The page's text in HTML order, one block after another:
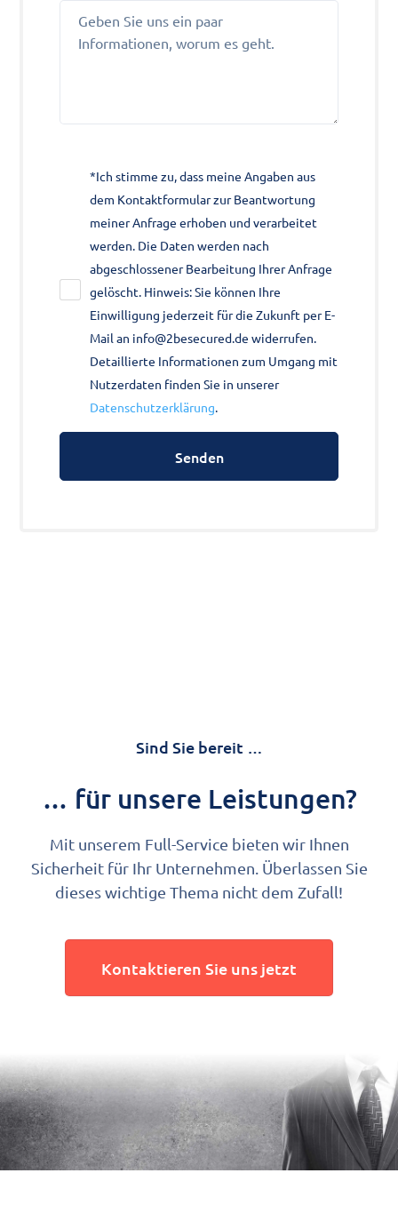
*Ich stimme zu, dass meine Angaben aus
dem Kontaktformular zur Beantwortung
meiner Anfrage erhoben und verarbeitet
werden. Die Daten werden nach
abgeschlossener Bearbeitung Ihrer Anfrage
gelöscht. Hinweis: Sie können Ihre
Einwilligung jederzeit für die Zukunft per E-
Mail an info@2besecured.de widerrufen.
Detaillierte Informationen zum Umgang mit
Nutzerdaten finden Sie in unserer
Datenschutzerklärung.
Sind Sie bereit …
… für unsere Leistungen?
Mit unserem Full-Service bieten wir Ihnen
Sicherheit für Ihr Unternehmen. Überlassen Sie
dieses wichtige Thema nicht dem Zufall!
Kontaktieren Sie uns jetzt